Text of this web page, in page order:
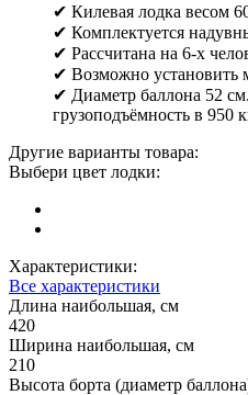
✔ Килевая лодка весом
✔ Комплектуется
✔ Рассчитана на 6-х
✔ Возможно установить
✔ Диаметр баллона 52
грузоподъёмность в 950
Другие варианты товара:
Выбери цвет лодки:
Характеристики:
Все характеристики
Длина наибольшая, см
420
Ширина наибольшая, см
210
Высота борта (диаметр